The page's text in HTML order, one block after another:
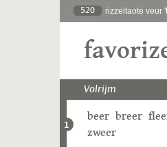
520 rizzeltaote veur
Volrijm
1
beer breer
zweer